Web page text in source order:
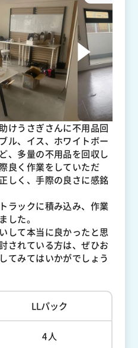
けうさぎさんに不用品回
ル、イス、ホワイトボー
、多量の不用品を回収し
良く作業をしていただ
しく、手際の良さに感銘
ラックに積み込み、作業
した。
して本当に良かったと思
されている方は、ぜひお
てみてはいかがでしょう
LLパック
4人